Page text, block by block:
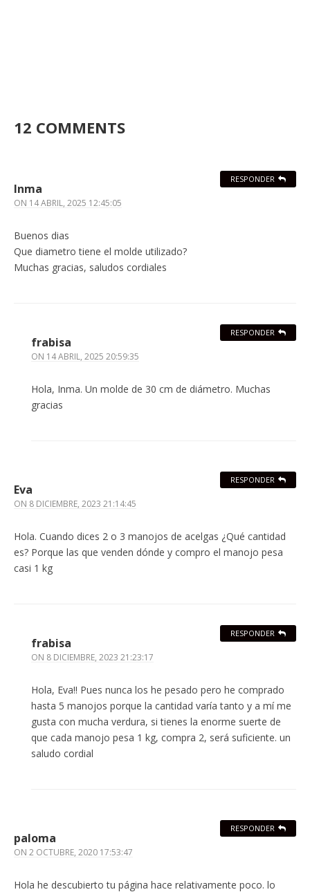
12 COMMENTS
Inma
ON 14 ABRIL, 2025 12:45:05
Buenos dias
Que diametro tiene el molde utilizado?
Muchas gracias, saludos cordiales
RESPONDER
frabisa
ON 14 ABRIL, 2025 20:59:35
Hola, Inma. Un molde de 30 cm de diámetro. Muchas
gracias
RESPONDER
Eva
ON 8 DICIEMBRE, 2023 21:14:45
Hola. Cuando dices 2 o 3 manojos de acelgas ¿Qué cantidad
es? Porque las que venden dónde y compro el manojo pesa
casi 1 kg
RESPONDER
frabisa
ON 8 DICIEMBRE, 2023 21:23:17
Hola, Eva!! Pues nunca los he pesado pero he comprado
hasta 5 manojos porque la cantidad varía tanto y a mí me
gusta con mucha verdura, si tienes la enorme suerte de
que cada manojo pesa 1 kg, compra 2, será suficiente. un
saludo cordial
RESPONDER
paloma
ON 2 OCTUBRE, 2020 17:53:47
Hola he descubierto tu página hace relativamente poco. lo
RESPONDER